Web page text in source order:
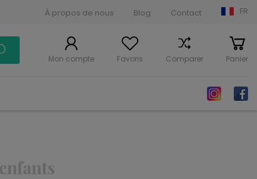
À propos de nous Blog Contact FR
Mon compte Favoris Comparer Panier